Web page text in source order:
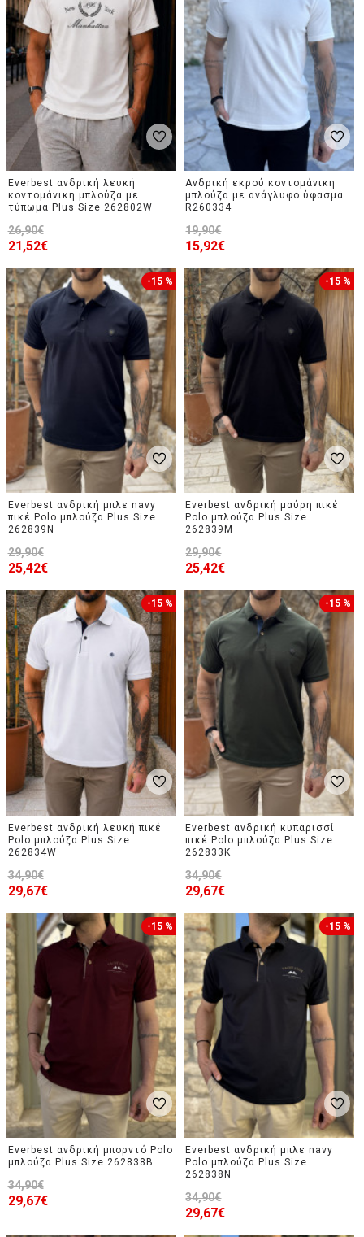
Everbest ανδρική λευκή
κοντομάνικη μπλούζα με
τύπωμα Plus Size 262802W
21,52€
26,90€
Ανδρική εκρού κοντομάνικη
μπλούζα με ανάγλυφο ύφασμα
R260334
15,92€
19,90€
-15 %
Everbest ανδρική μπλε navy
πικέ Polo μπλούζα Plus Size
262839N
25,42€
29,90€
-15 %
Everbest ανδρική μαύρη πικέ
Polo μπλούζα Plus Size
262839M
25,42€
29,90€
-15 %
Everbest ανδρική λευκή πικέ
Polo μπλούζα Plus Size
262834W
29,67€
34,90€
-15 %
Everbest ανδρική κυπαρισσί
πικέ Polo μπλούζα Plus Size
262833K
29,67€
34,90€
-15 %
Everbest ανδρική μπορντό Polo
μπλούζα Plus Size 262838B
29,67€
34,90€
-15 %
Everbest ανδρική μπλε navy
Polo μπλούζα Plus Size
262838N
29,67€
34,90€